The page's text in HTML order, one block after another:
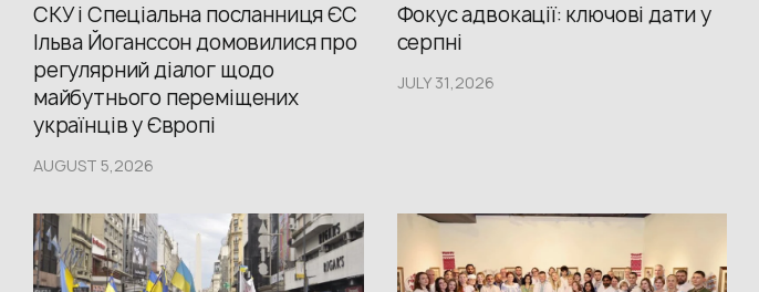
СКУ і Спеціальна посланниця ЄС
Ільва Йоганссон домовилися про
регулярний діалог щодо
майбутнього переміщених
українців у Європі
AUGUST 5,2026
Фокус адвокації: ключові дати у
серпні
JULY 31,2026